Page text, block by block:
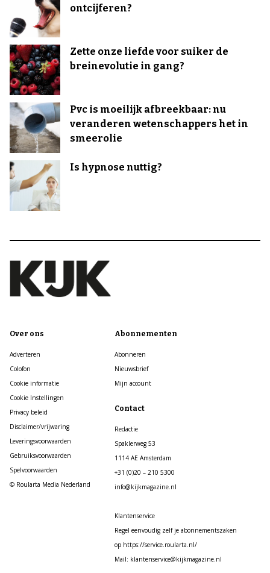
ontcijferen?
Zette onze liefde voor suiker de
breinevolutie in gang?
Pvc is moeilijk afbreekbaar: nu
veranderen wetenschappers het in
smeerolie
Is hypnose nuttig?
Over ons
Adverteren
Colofon
Cookie informatie
Cookie Instellingen
Privacy beleid
Disclaimer/vrijwaring
Leveringsvoorwaarden
Gebruiksvoorwaarden
Spelvoorwaarden
© Roularta Media Nederland
Abonnementen
Abonneren
Nieuwsbrief
Mijn account
Contact
Redactie
Spaklerweg 53
1114 AE Amsterdam
+31 (0)20 – 210 5300
info@kijkmagazine.nl
Klantenservice
Regel eenvoudig zelf je abonnementszaken
op https://service.roularta.nl/
Mail: klantenservice@kijkmagazine.nl